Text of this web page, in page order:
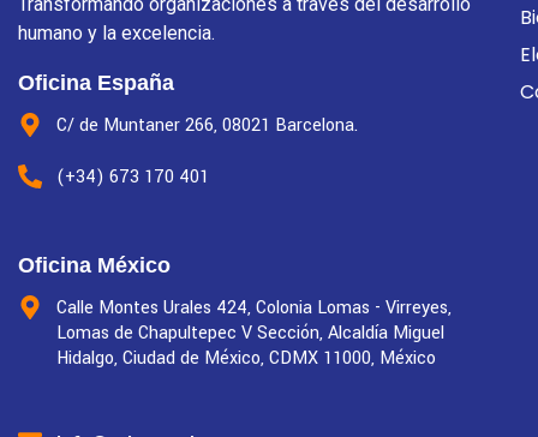
Transformando organizaciones a través del desarrollo
humano y la excelencia.
Oficina España
C/ de Muntaner 266, 08021 Barcelona.
(+34) 673 170 401
Oficina México
Calle Montes Urales 424, Colonia Lomas - Virreyes,
Lomas de Chapultepec V Sección, Alcaldía Miguel
Hidalgo, Ciudad de México, CDMX 11000, México